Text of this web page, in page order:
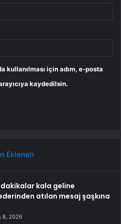
kullanılması için adım, e-posta
kaydedilsin.
Eklenen
kala geline
atılan mesaj şaşkına
8, 2026